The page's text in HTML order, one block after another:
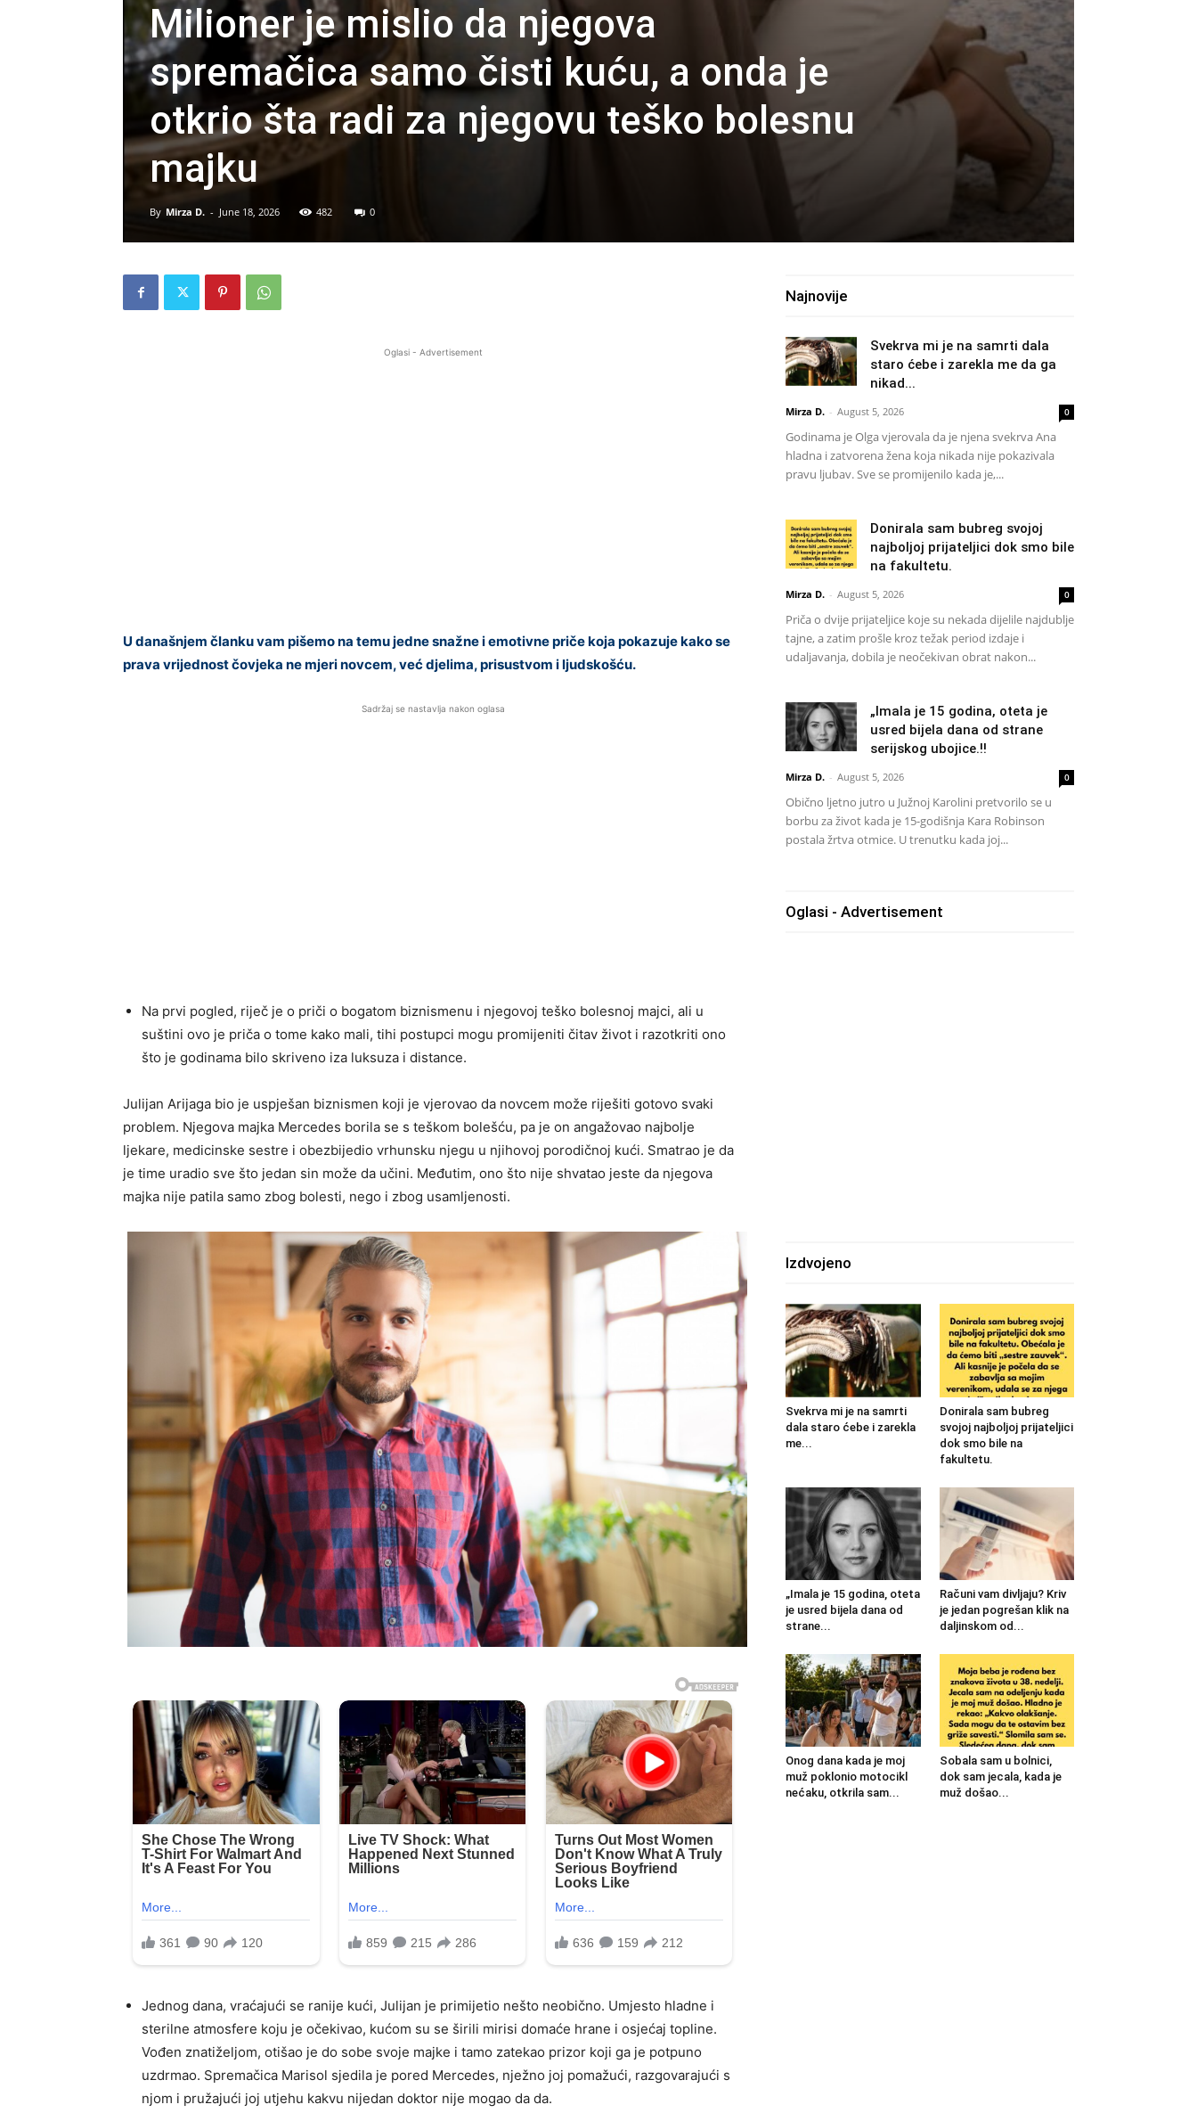
Milioner je mislio da njegova
spremačica samo čisti kuću, a onda je
otkrio šta radi za njegovu teško bolesnu
majku
By Mirza D. - June 18, 2026 482 0
Oglasi - Advertisement
U današnjem članku vam pišemo na temu jedne snažne i emotivne priče koja pokazuje kako se
prava vrijednost čovjeka ne mjeri novcem, već djelima, prisustvom i ljudskošću.
Sadržaj se nastavlja nakon oglasa
Na prvi pogled, riječ je o priči o bogatom biznismenu i njegovoj teško bolesnoj majci, ali u
suštini ovo je priča o tome kako mali, tihi postupci mogu promijeniti čitav život i razotkriti ono
što je godinama bilo skriveno iza luksuza i distance.
Julijan Arijaga bio je uspješan biznismen koji je vjerovao da novcem može riješiti gotovo svaki
problem. Njegova majka Mercedes borila se s teškom bolešću, pa je on angažovao najbolje
ljekare, medicinske sestre i obezbijedio vrhunsku njegu u njihovoj porodičnoj kući. Smatrao je da
je time uradio sve što jedan sin može da učini. Međutim, ono što nije shvatao jeste da njegova
majka nije patila samo zbog bolesti, nego i zbog usamljenosti.
Jednog dana, vraćajući se ranije kući, Julijan je primijetio nešto neobično. Umjesto hladne i
sterilne atmosfere koju je očekivao, kućom su se širili mirisi domaće hrane i osjećaj topline.
Vođen znatiželjom, otišao je do sobe svoje majke i tamo zatekao prizor koji ga je potpuno
uzdrmao. Spremačica Marisol sjedila je pored Mercedes, nježno joj pomažući, razgovarajući s
njom i pružajući joj utjehu kakvu nijedan doktor nije mogao da da.
Najnovije
Svekrva mi je na samrti dala
staro ćebe i zarekla me da ga
nikad...
Mirza D. - August 5, 2026 0
Godinama je Olga vjerovala da je njena svekrva Ana
hladna i zatvorena žena koja nikada nije pokazivala
pravu ljubav. Sve se promijenilo kada je,...
Donirala sam bubreg svojoj
najboljoj prijateljici dok smo bile
na fakultetu.
Mirza D. - August 5, 2026 0
Priča o dvije prijateljice koje su nekada dijelile najdublje
tajne, a zatim prošle kroz težak period izdaje i
udaljavanja, dobila je neočekivan obrat nakon...
„Imala je 15 godina, oteta je
usred bijela dana od strane
serijskog ubojice.!!
Mirza D. - August 5, 2026 0
Obično ljetno jutro u Južnoj Karolini pretvorilo se u
borbu za život kada je 15-godišnja Kara Robinson
postala žrtva otmice. U trenutku kada joj...
Oglasi - Advertisement
Izdvojeno
Svekrva mi je na samrti
dala staro ćebe i zarekla
me...
Donirala sam bubreg
svojoj najboljoj prijateljici
dok smo bile na
fakultetu.
„Imala je 15 godina, oteta
je usred bijela dana od
strane...
Računi vam divljaju? Kriv
je jedan pogrešan klik na
daljinskom od...
Onog dana kada je moj
muž poklonio motocikl
nećaku, otkrila sam...
Sobala sam u bolnici,
dok sam jecala, kada je
muž došao...